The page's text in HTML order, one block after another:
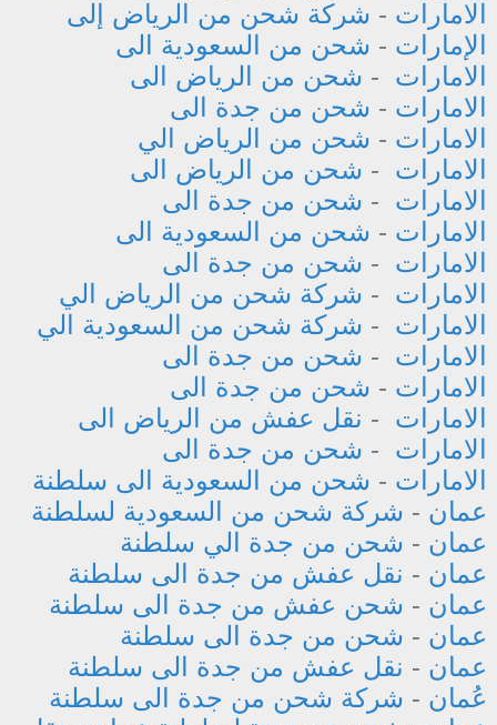
الامارات - شركة شحن من الرياض إلى
الإمارات - شحن من السعودية الى
الامارات - شحن من الرياض الى
الامارات - شحن من جدة الى
الامارات - شحن من الرياض الي
الامارات - شحن من الرياض الى
الامارات - شحن من جدة الى
الامارات - شحن من السعودية الى
الامارات - شحن من جدة الى
الامارات - شركة شحن من الرياض الي
الامارات - شركة شحن من السعودية الي
الامارات - شحن من جدة الى
الامارات - شحن من جدة الى
الامارات - نقل عفش من الرياض الى
الامارات - شحن من جدة الى
الامارات - شحن من السعودية الى سلطنة
عمان - شركة شحن من السعودية لسلطنة
عمان - شحن من جدة الي سلطنة
عمان - نقل عفش من جدة الى سلطنة
عمان - شحن عفش من جدة الى سلطنة
عمان - شحن من جدة الى سلطنة
عمان - نقل عفش من جدة الى سلطنة
عُمان - شركة شحن من جدة الى سلطنة